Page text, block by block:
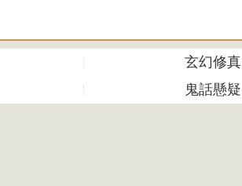
玄幻修真
鬼話懸疑